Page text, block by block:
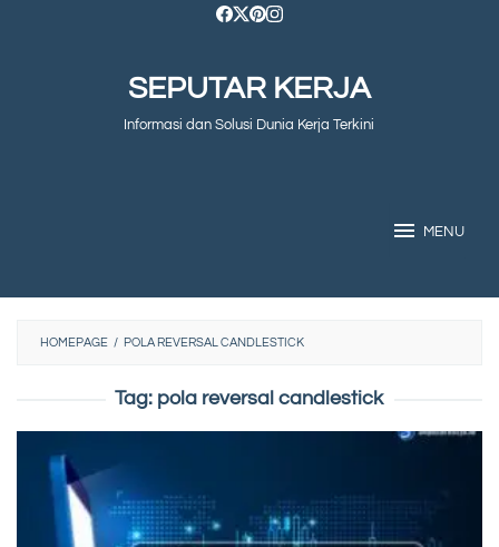
SEPUTAR KERJA
Informasi dan Solusi Dunia Kerja Terkini
MENU
HOMEPAGE / POLA REVERSAL CANDLESTICK
Tag: pola reversal candlestick